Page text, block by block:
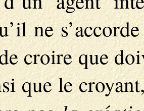
ne
croire que
que le